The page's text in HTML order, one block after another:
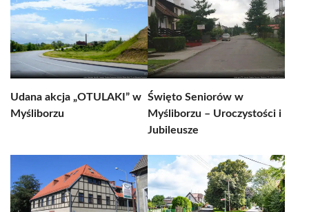
Udana akcja „OTULAKI” w
Myśliborzu
Święto Seniorów w
Myśliborzu – Uroczystości i
Jubileusze